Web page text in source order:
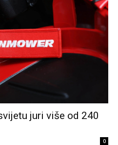
juri više od 240
0